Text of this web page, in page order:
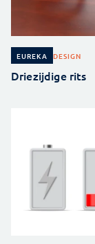
EUREKA DESIGN
Driezijdige rits